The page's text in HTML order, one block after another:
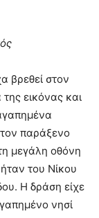
βρεθεί στον
εικόνας και
παράξενο
μεγάλη οθόνη
του Νίκου
Η δράση είχε
νησί